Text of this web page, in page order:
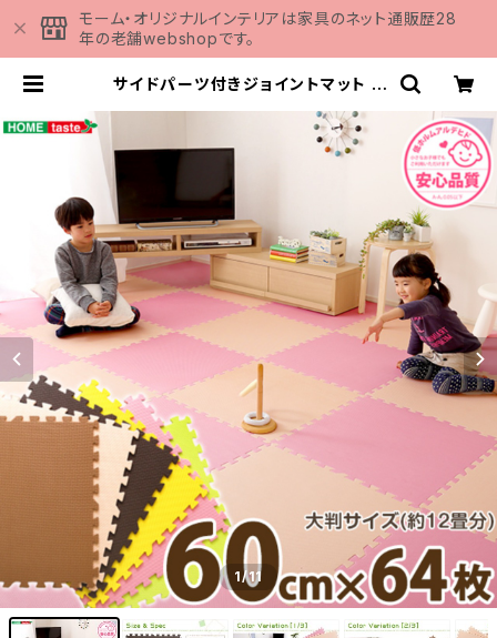
モーム・オリジナルインテリアは家具のネット通販歴28
年の老舗webshopです。
サイドパーツ付きジョイントマット 6
ルムアルデヒド、防音、保温【Nobile-
ノービレ-】 JMT-64 | 家具の通販
専門店 MOMU
1/11